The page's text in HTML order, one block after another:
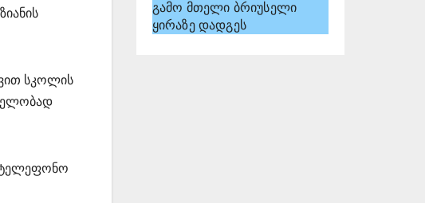
სკოლის
გამო მთელი ბრიუსელი
ყირაზე დადგეს